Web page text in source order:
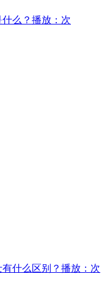
么？ 播放：次
什么区别？ 播放：次